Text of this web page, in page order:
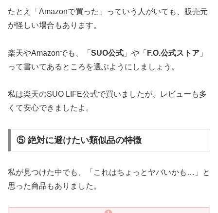
たとえ「Amazonで買った」っていう人がいても、販売元
が怪しい場合もあります。
楽天やAmazonでも、「 SUO公式 」や「 F.O.公式ストア 」
って書いてあるところを選ぶようにしましょう。
私は楽天のSUO LIFE公式で買いましたが、レビューも多
くて安心できましたよ。
⑤ 絶対に避けたい類似品の特徴
私が見つけた中でも、「これはちょっとヤバいかも…」と
思った商品もありました。